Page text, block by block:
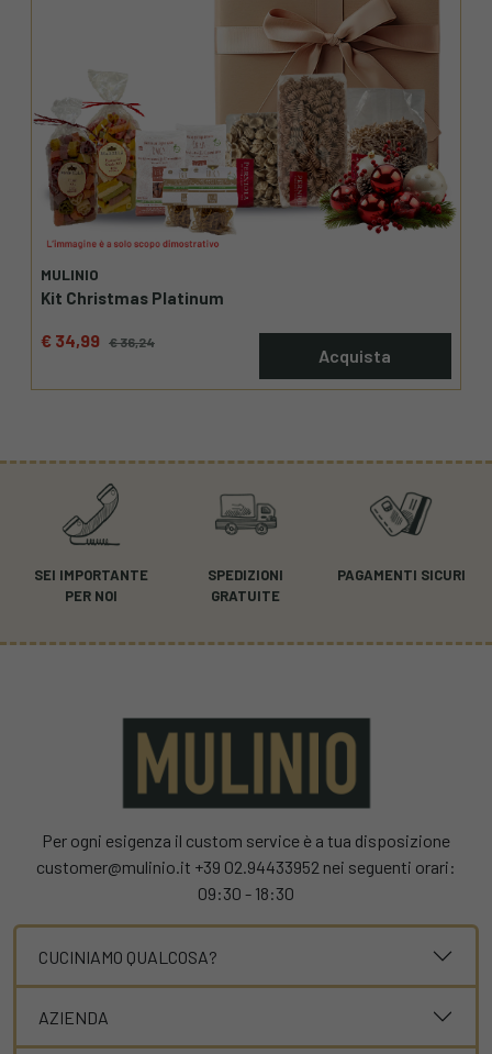
MULINIO
Kit Christmas Platinum
€ 34,99 € 36,24
Acquista
SEI IMPORTANTE
PER NOI
SPEDIZIONI
GRATUITE
PAGAMENTI SICURI
Per ogni esigenza il custom service è a tua disposizione
customer@mulinio.it +39 02.94433952 nei seguenti orari:
09:30 - 18:30
CUCINIAMO QUALCOSA?
AZIENDA